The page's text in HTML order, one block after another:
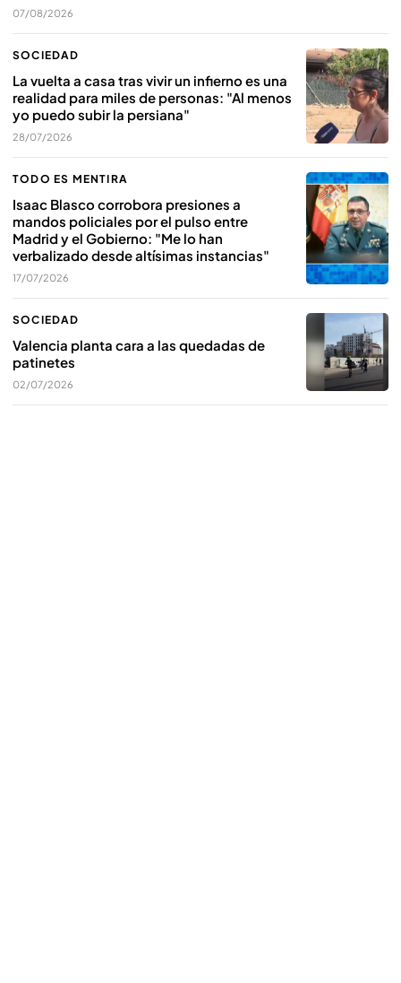
07/08/2026
SOCIEDAD
La vuelta a casa tras vivir un infierno es una
realidad para miles de personas: "Al menos
yo puedo subir la persiana"
28/07/2026
TODO ES MENTIRA
Isaac Blasco corrobora presiones a
mandos policiales por el pulso entre
Madrid y el Gobierno: "Me lo han
verbalizado desde altísimas instancias"
17/07/2026
SOCIEDAD
Valencia planta cara a las quedadas de
patinetes
02/07/2026